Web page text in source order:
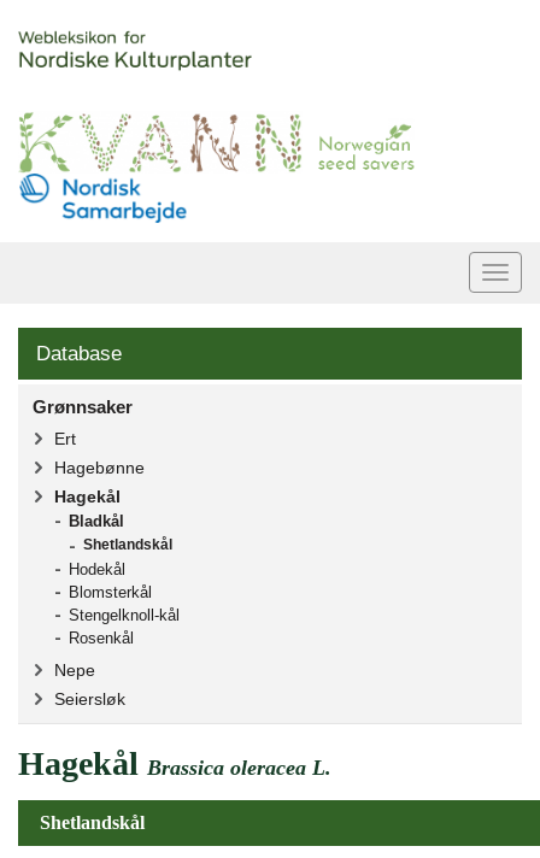
Database
Grønnsaker
Ert
Hagebønne
Hagekål
Bladkål
Shetlandskål
Hodekål
Blomsterkål
Stengelknoll-kål
Rosenkål
Nepe
Seiersløk
Hagekål Brassica oleracea L.
Shetlandskål